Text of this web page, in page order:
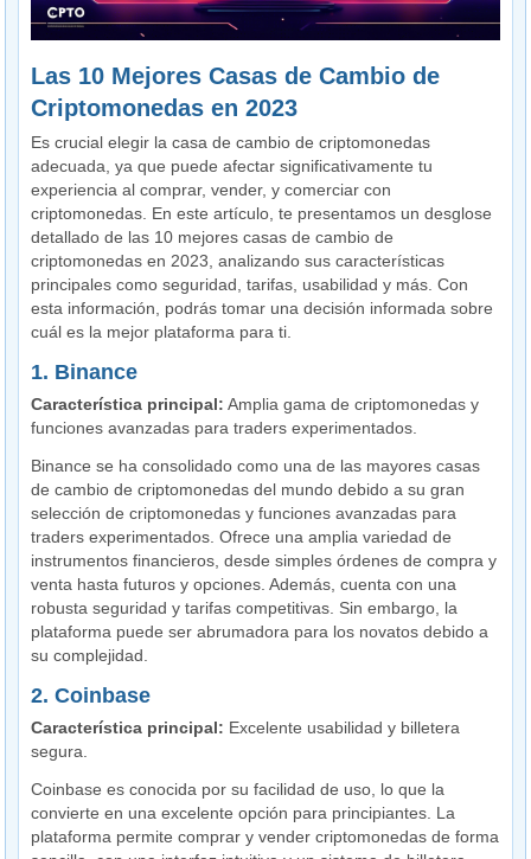
Las 10 Mejores Casas de Cambio de
Criptomonedas en 2023
Es crucial elegir la casa de cambio de criptomonedas
adecuada, ya que puede afectar significativamente tu
experiencia al comprar, vender, y comerciar con
criptomonedas. En este artículo, te presentamos un desglose
detallado de las 10 mejores casas de cambio de
criptomonedas en 2023, analizando sus características
principales como seguridad, tarifas, usabilidad y más. Con
esta información, podrás tomar una decisión informada sobre
cuál es la mejor plataforma para ti.
1. Binance
Característica principal: Amplia gama de criptomonedas y
funciones avanzadas para traders experimentados.
Binance se ha consolidado como una de las mayores casas
de cambio de criptomonedas del mundo debido a su gran
selección de criptomonedas y funciones avanzadas para
traders experimentados. Ofrece una amplia variedad de
instrumentos financieros, desde simples órdenes de compra y
venta hasta futuros y opciones. Además, cuenta con una
robusta seguridad y tarifas competitivas. Sin embargo, la
plataforma puede ser abrumadora para los novatos debido a
su complejidad.
2. Coinbase
Característica principal: Excelente usabilidad y billetera
segura.
Coinbase es conocida por su facilidad de uso, lo que la
convierte en una excelente opción para principiantes. La
plataforma permite comprar y vender criptomonedas de forma